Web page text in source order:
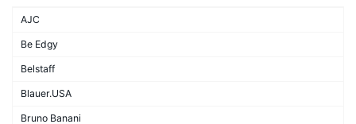
AJC
Be Edgy
Belstaff
Blauer.USA
Bruno Banani